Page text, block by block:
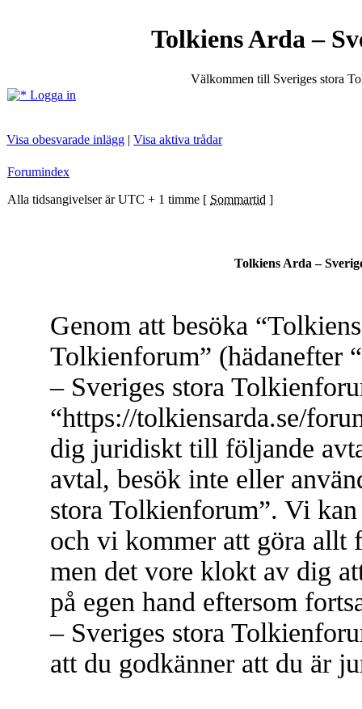
Tolkiens Arda –
Välkommen till Sveriges stora
Logga in
Visa obesvarade inlägg | Visa aktiva trådar
Forumindex
Alla tidsangivelser är UTC + 1 timme [ Sommartid ]
Tolkiens Arda –
Genom att besöka
Tolkienforum” (hädanefter
– Sveriges stora
“https://tolkiensarda.se/
dig juridiskt till följande
avtal, besök inte eller
stora Tolkienforum”. Vi
och vi kommer att göra allt
men det vore klokt av dig
på egen hand eftersom
– Sveriges stora
att du godkänner att du är